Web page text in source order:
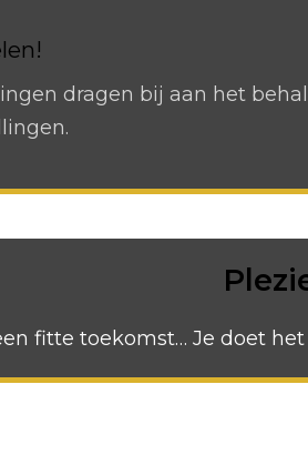
dragen bij aan het
fitte toekomst… Je doet